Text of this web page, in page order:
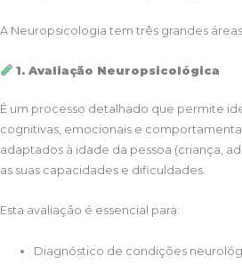
A Neuropsicologia tem três grandes
1. Avaliação Neuropsicológica
É um processo detalhado que permite
cognitivas, emocionais e
adaptados à idade da pessoa (criança,
as suas capacidades e dificuldades.
Esta avaliação é essencial para:
Diagnóstico de condições